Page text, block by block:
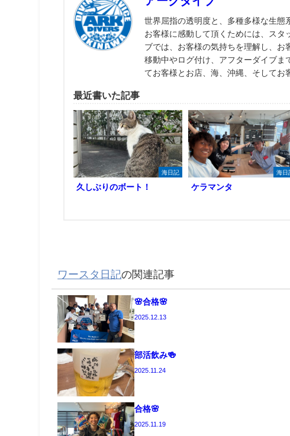
世界屈指の透明度と、多種多様な生態
お客様に感動して頂くためには、スタ
ブでは、お客様の気持ちを理解し、お
移動中やログ付け、アフターダイブま
てお客様とお店、海、沖縄、そしてお
最近書いた記事
海日記
久しぶりのボート！
海日
ケラマンタ
ワースタ日記の関連記事
🌸合格🌸
2025.12.13
部活飲み🍻
2025.11.24
合格🌸
2025.11.19